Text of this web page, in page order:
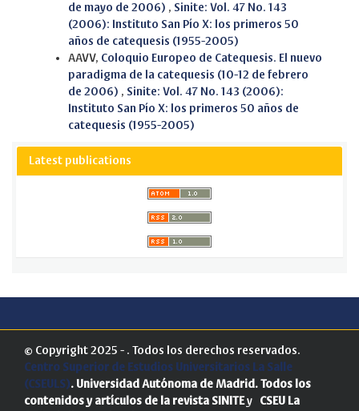
de mayo de 2006) , Sinite: Vol. 47 No. 143
(2006): Instituto San Pío X: los primeros 50
años de catequesis (1955-2005)
AAVV, Coloquio Europeo de Catequesis. El nuevo
paradigma de la catequesis (10-12 de febrero
de 2006) , Sinite: Vol. 47 No. 143 (2006):
Instituto San Pío X: los primeros 50 años de
catequesis (1955-2005)
Latest publications
© Copyright 2025 - . Todos los derechos reservados.
Centro Superior de Estudios Universitarios La Salle
(CSEULS). Universidad Autónoma de Madrid. Todos los
contenidos y artículos de la revista SINITEy CSEU La